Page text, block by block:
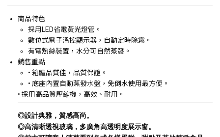
商品特色
採用LED省電黃光燈管。
數位式電子溫控顯示器，自動定時除霧。
有電熱絲裝置，水分可自然蒸發。
銷售重點
• 箱體品質佳，品質保證。
• 底座內置自動蒸發水盤，免倒水使用最方便。
• 採用高品質壓縮機，高效、耐用。
◎設計典雅，質感高尚。
◎高清晰透視玻璃，多廣角高透明度展示窗。